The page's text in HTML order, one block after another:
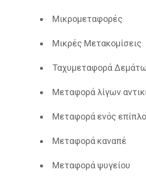
Μικρομεταφορές
Μικρές Μετακομίσεις
Ταχυμεταφορά
Μεταφορά λίγων
Μεταφορά ενός
Μεταφορά καναπέ
Μεταφορά ψυγείου